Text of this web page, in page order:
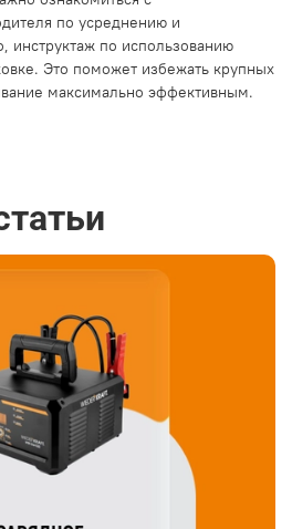
по усреднению и
инструктаж по использованию
Это поможет избежать крупных
максимально эффективным.